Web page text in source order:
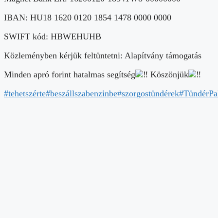
IBAN: HU18 1620 0120 1854 1478 0000 0000
SWIFT kód: HBWEHUHB
Közleményben kérjük feltüntetni: Alapítvány támogatás
Minden apró forint hatalmas segítség
Köszönjük
#tehetszérte#beszállszabenzinbe#szorgostündérek